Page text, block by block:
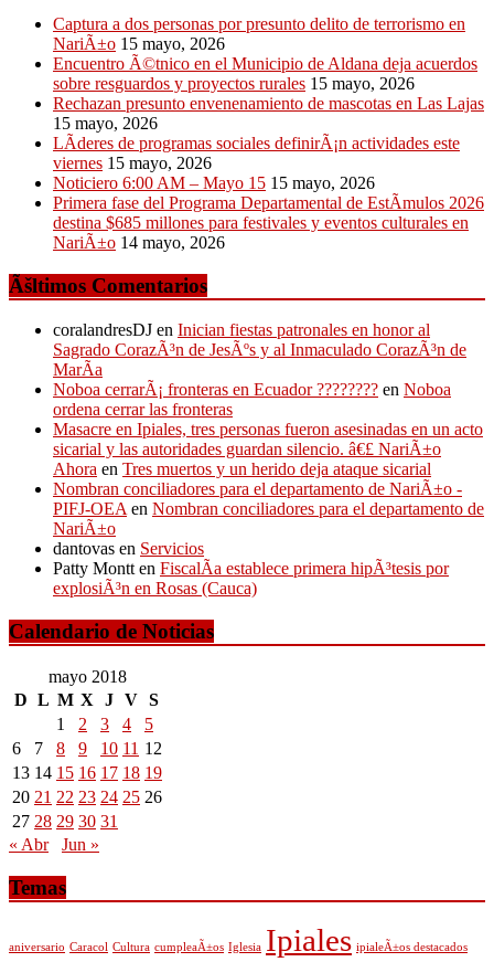
Captura a dos personas por presunto delito de terrorismo en
NariÃ±o 15 mayo, 2026
Encuentro Ã©tnico en el Municipio de Aldana deja acuerdos
sobre resguardos y proyectos rurales 15 mayo, 2026
Rechazan presunto envenenamiento de mascotas en Las Lajas
15 mayo, 2026
LÃ­deres de programas sociales definirÃ¡n actividades este
viernes 15 mayo, 2026
Noticiero 6:00 AM – Mayo 15 15 mayo, 2026
Primera fase del Programa Departamental de EstÃ­mulos 2026
destina $685 millones para festivales y eventos culturales en
NariÃ±o 14 mayo, 2026
Ãšltimos Comentarios
coralandresDJ en Inician fiestas patronales en honor al
Sagrado CorazÃ³n de JesÃºs y al Inmaculado CorazÃ³n de
MarÃ­a
Noboa cerrarÃ¡ fronteras en Ecuador ???????? en Noboa
ordena cerrar las fronteras
Masacre en Ipiales, tres personas fueron asesinadas en un acto
sicarial y las autoridades guardan silencio. â€£ NariÃ±o
Ahora en Tres muertos y un herido deja ataque sicarial
Nombran conciliadores para el departamento de NariÃ±o -
PIFJ-OEAen Nombran conciliadores para el departamento de
NariÃ±o
dantovas en Servicios
Patty Montten FiscalÃ­a establece primera hipÃ³tesis por
explosiÃ³n en Rosas (Cauca)
Calendario de Noticias
mayo 2018
D L M X J V S
1
2 3 4
5
6
7 8 9 10 11 12
13 14 15 16 17 18 19
20 21 22 23 24 25 26
27 28 29 30 31
« Abr
Jun »
Temas
aniversario Caracol Cultura cumpleaÃ±os Iglesia Ipiales ipialeÃ±os destacados